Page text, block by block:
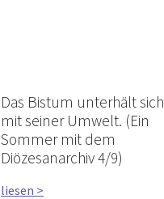
Das Bistum unterhält sich
mit seiner Umwelt. (Ein
Sommer mit dem
Diözesanarchiv 4/9)
liesen >